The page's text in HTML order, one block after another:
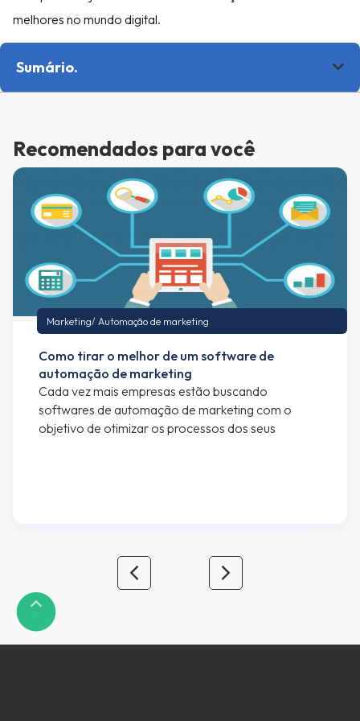
melhores no mundo digital.
Sumário.
Recomendados para você
Marketing/ Automação de marketing
Como tirar o melhor de um software de
automação de marketing
Cada vez mais empresas estão buscando
softwares de automação de marketing com o
objetivo de otimizar os processos dos seus